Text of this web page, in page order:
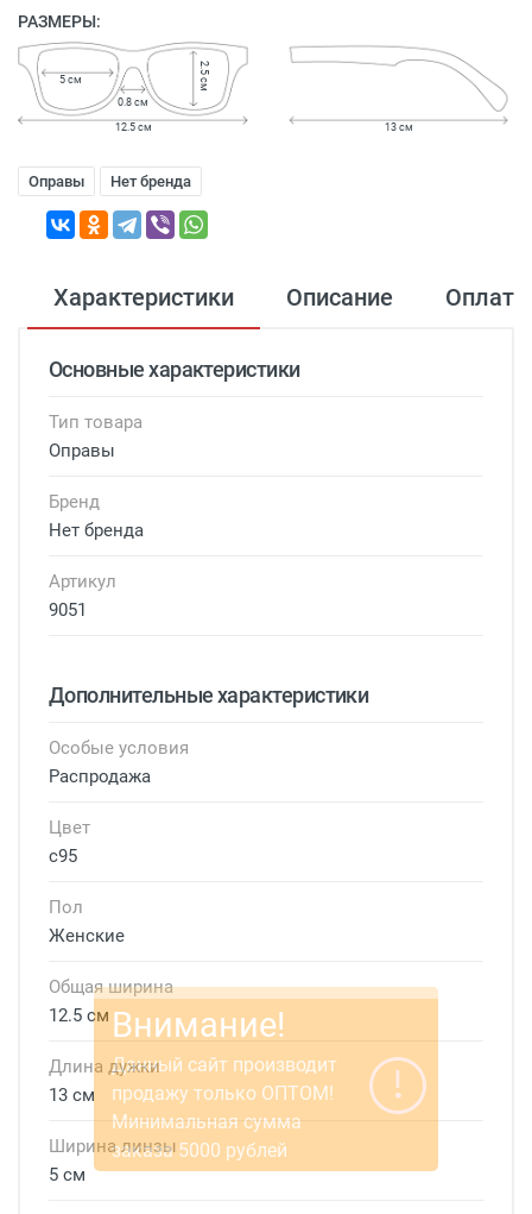
РАЗМЕРЫ:
0.8 см
5 см 2.5 см
12.5 см 13 см
Оправы Нет бренда
Характеристики Описание Оплата
Основные характеристики
Тип товара
Оправы
Бренд
Нет бренда
Артикул
9051
Дополнительные характеристики
Особые условия
Распродажа
Цвет
с95
Пол
Женские
Общая ширина
12.5 см
Длина дужки
13 см
Ширина линзы
5 см